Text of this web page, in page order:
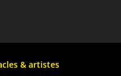
& artistes